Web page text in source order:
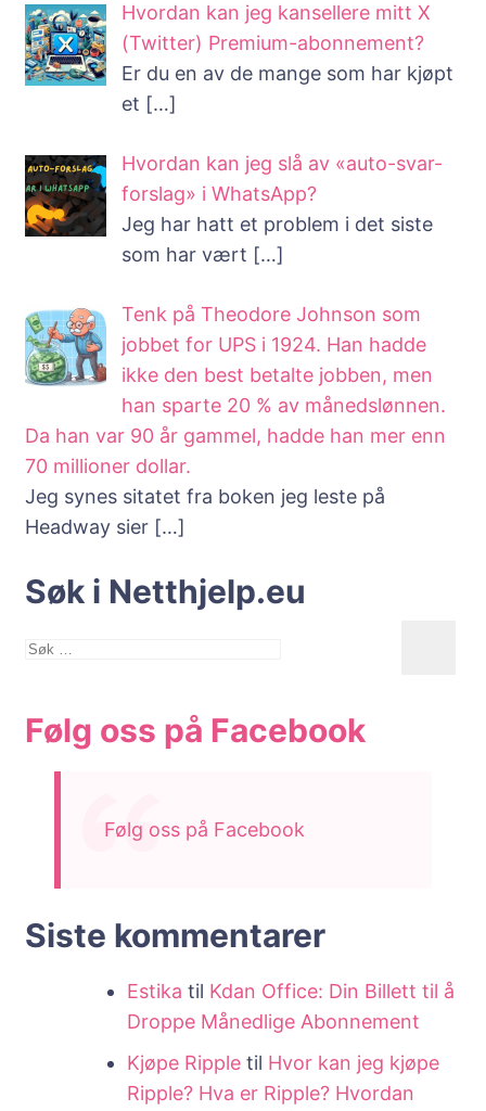
Hvordan kan jeg kansellere mitt X
(Twitter) Premium-abonnement?
Er du en av de mange som har kjøpt
et […]
Hvordan kan jeg slå av «auto-svar-
forslag» i WhatsApp?
Jeg har hatt et problem i det siste
som har vært […]
Tenk på Theodore Johnson som
jobbet for UPS i 1924. Han hadde
ikke den best betalte jobben, men
han sparte 20 % av månedslønnen.
Da han var 90 år gammel, hadde han mer enn
70 millioner dollar.
Jeg synes sitatet fra boken jeg leste på
Headway sier […]
Søk i Netthjelp.eu
Søk
Følg oss på Facebook
Følg oss på Facebook
Siste kommentarer
Estika til Kdan Office: Din Billett til å
Droppe Månedlige Abonnement
Kjøpe Ripple til Hvor kan jeg kjøpe
Ripple? Hva er Ripple? Hvordan